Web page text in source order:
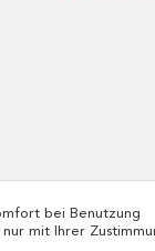
bei Benutzung
mit Ihrer